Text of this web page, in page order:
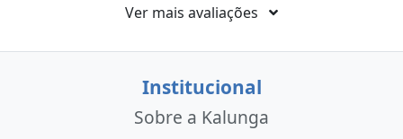
Ver mais avaliações
Institucional
Sobre a Kalunga